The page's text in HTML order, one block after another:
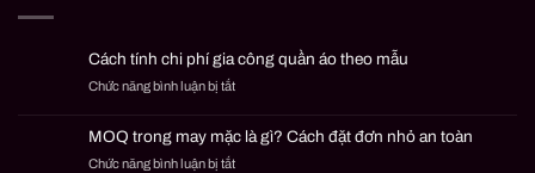
Cách tính chi phí gia công quần áo theo mẫu
Chức năng bình luận bị tắt
chi
MOQ trong may mặc là gì? Cách đặt đơn nhỏ an toàn
Chức năng bình luận bị tắt